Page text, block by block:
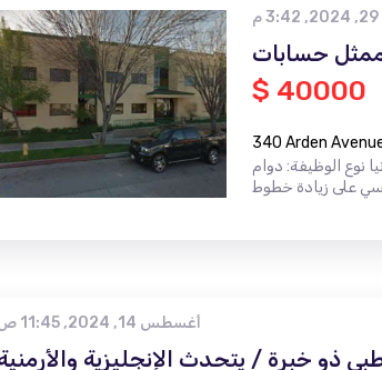
حسابات
$ 40000
340 Arden
نوع الوظيفة: دوام
أغسطس 14, 2024, 11:45 ص
خبرة / يتحدث الإنجليزية